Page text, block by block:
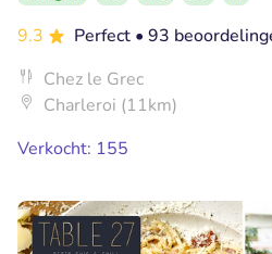
9.3
Perfect • 93
Chez le Grec
Charleroi (11km)
Verkocht: 155